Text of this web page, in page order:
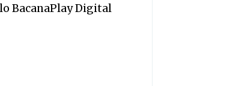
BacanaPlay Digital